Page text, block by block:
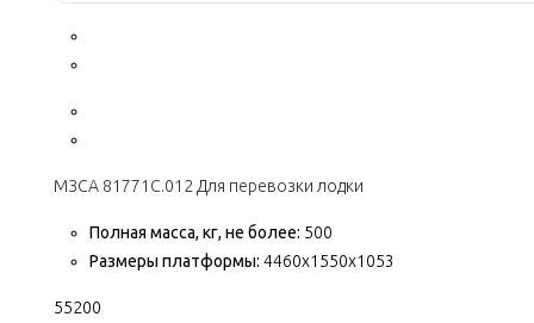
МЗСА 81771С.012 Для перевозки лодки
Полная масса, кг, не более: 500
Размеры платформы: 4460х1550х1053
55200